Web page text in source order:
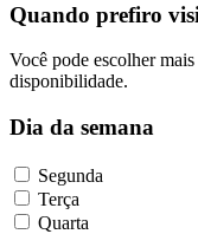
Quando prefiro
Você pode escolher
disponibilidade.
Dia da semana
Segunda
Terça
Quarta